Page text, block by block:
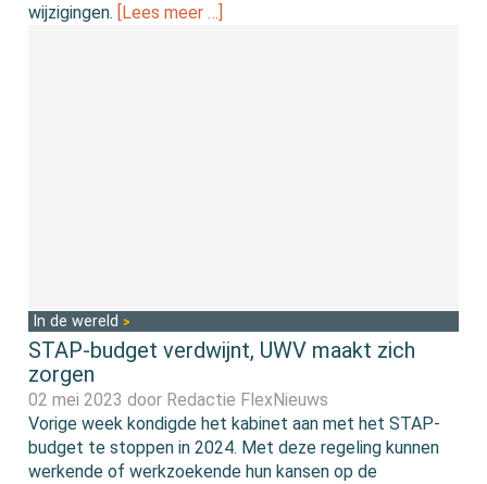
wijzigingen. [Lees meer …]
In de wereld
STAP-budget verdwijnt, UWV maakt zich
zorgen
02 mei 2023 door Redactie FlexNieuws
Vorige week kondigde het kabinet aan met het STAP-
budget te stoppen in 2024. Met deze regeling kunnen
werkende of werkzoekende hun kansen op de